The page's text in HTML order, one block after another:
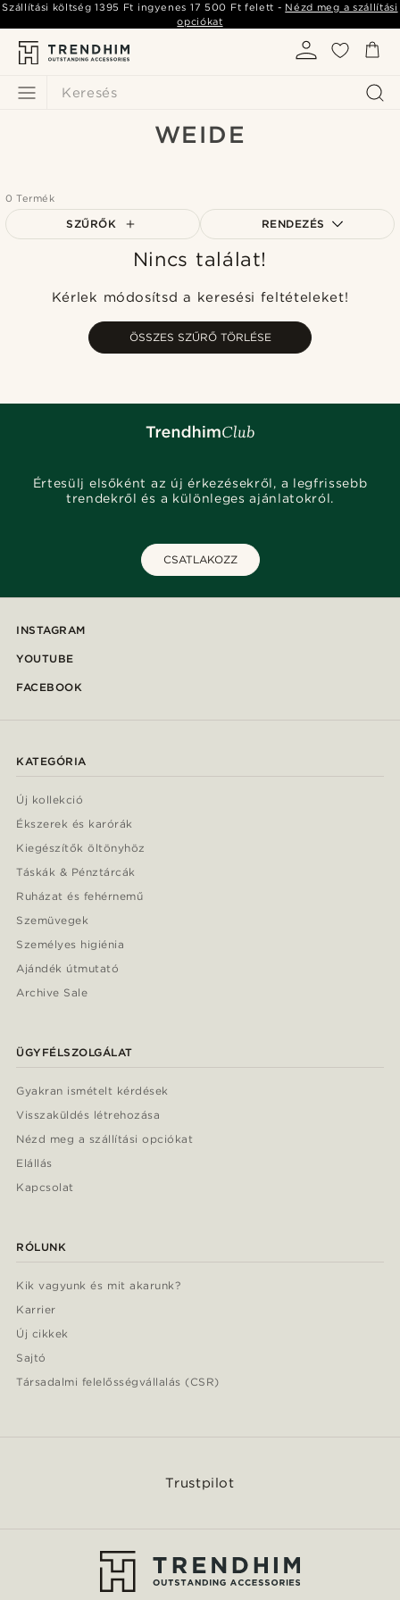
Keresés
Szállítási költség1395 Ft ingyenes 17 500 Ft felett - Nézd meg a szállítási
opciókat
WEIDE
0 Termék
SZŰRŐK RENDEZÉS
A legkeresettebb
Legmagasabb ár
Nincs találat!
Kérlek módosítsd a keresési feltételeket!
ÖSSZES SZŰRŐ TÖRLÉSE
Értesülj elsőként az új érkezésekről, a legfrissebb
trendekről és a különleges ajánlatokról.
CSATLAKOZZ
INSTAGRAM
YOUTUBE
FACEBOOK
KATEGÓRIA
Új kollekció
Ékszerek és karórák
Kiegészítők öltönyhöz
Táskák & Pénztárcák
Ruházat és fehérnemű
Szemüvegek
Személyes higiénia
Ajándék útmutató
Archive Sale
ÜGYFÉLSZOLGÁLAT
Gyakran ismételt kérdések
Visszaküldés létrehozása
Nézd meg a szállítási opciókat
Elállás
Kapcsolat
RÓLUNK
Kik vagyunk és mit akarunk?
Karrier
Új cikkek
Sajtó
Társadalmi felelősségvállalás (CSR)
Trustpilot